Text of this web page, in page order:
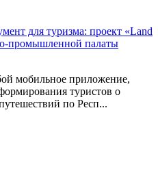
для туризма: проект «Land
промышленной палаты
мобильное приложение,
туристов о
по Респ...